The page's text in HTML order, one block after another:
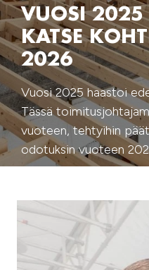
VUOSI 2025
KATSE
2026
Vuosi 2025 haastoi
Tässä
vuoteen, tehtyihin
odotuksin vuoteen